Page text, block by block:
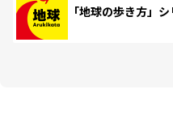
「地球の歩き方」